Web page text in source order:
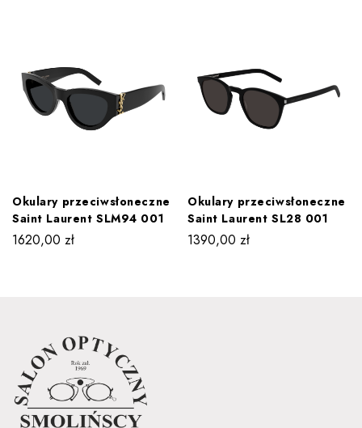
Okulary przeciwsłoneczne
Saint Laurent SLM94 001
1620,00 zł
Okulary przeciwsłoneczne
Saint Laurent SL28 001
1390,00 zł